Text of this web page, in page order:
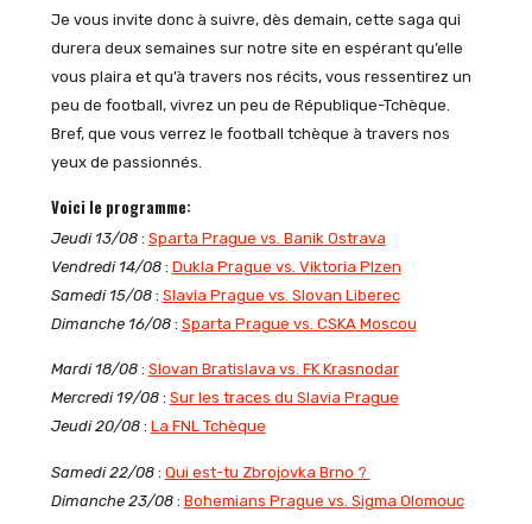
Je vous invite donc à suivre, dès demain, cette saga qui
durera deux semaines sur notre site en espérant qu’elle
vous plaira et qu’à travers nos récits, vous ressentirez un
peu de football, vivrez un peu de République-Tchèque.
Bref, que vous verrez le football tchèque à travers nos
yeux de passionnés.
Voici le programme:
Jeudi 13/08 : Sparta Prague vs. Banik Ostrava
Vendredi 14/08: Dukla Prague vs. Viktoria Plzen
Samedi 15/08: Slavia Prague vs. Slovan Liberec
Dimanche 16/08: Sparta Prague vs. CSKA Moscou
Mardi 18/08: Slovan Bratislava vs. FK Krasnodar
Mercredi 19/08: Sur les traces du Slavia Prague
Jeudi 20/08: La FNL Tchèque
Samedi 22/08: Qui est-tu Zbrojovka Brno ?
Dimanche 23/08: Bohemians Prague vs. Sigma Olomouc